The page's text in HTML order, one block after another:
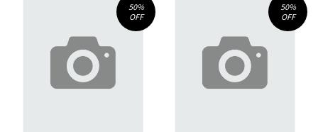
50%
OFF
50%
OFF